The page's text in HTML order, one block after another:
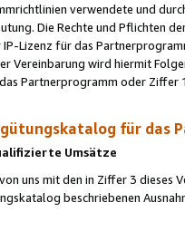
verwendete und
Die Rechte und Pflichten
Lizenz für das
Vereinbarung wird hiermit
Partnerprogramm oder
für das
Umsätze
uns mit den in Ziffer 3
beschriebenen